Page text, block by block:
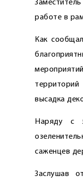
работе в
Как
высадка
Наряду с
саженцев
Заслушав